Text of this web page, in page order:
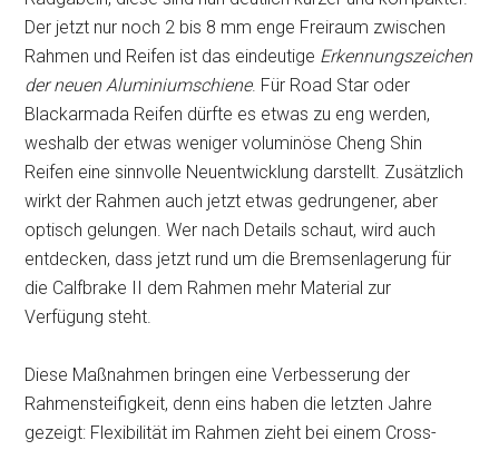
Der jetzt nur noch 2 bis 8 mm enge Freiraum zwischen
Rahmen und Reifen ist das eindeutige Erkennungszeichen
der neuen Aluminiumschiene. Für Road Star oder
Blackarmada Reifen dürfte es etwas zu eng werden,
weshalb der etwas weniger voluminöse Cheng Shin
Reifen eine sinnvolle Neuentwicklung darstellt. Zusätzlich
wirkt der Rahmen auch jetzt etwas gedrungener, aber
optisch gelungen. Wer nach Details schaut, wird auch
entdecken, dass jetzt rund um die Bremsenlagerung für
die Calfbrake II dem Rahmen mehr Material zur
Verfügung steht.
Diese Maßnahmen bringen eine Verbesserung der
Rahmensteifigkeit, denn eins haben die letzten Jahre
gezeigt: Flexibilität im Rahmen zieht bei einem Cross-